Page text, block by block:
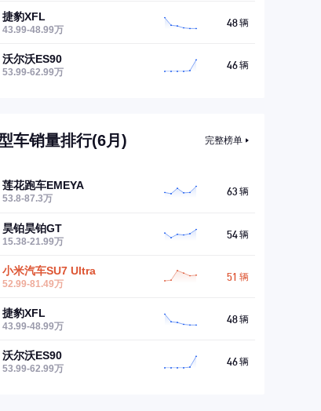
捷豹XFL
43.99-48.99万
48辆
沃尔沃ES90
53.99-62.99万
46辆
车销量排行(6月) 完整榜单
莲花跑车EMEYA
53.8-87.3万
63 辆
昊铂昊铂GT
15.38-21.99万
54辆
小米汽车SU7 Ultra
52.99-81.49万
51 辆
捷豹XFL
43.99-48.99万
48辆
沃尔沃ES90
53.99-62.99万
46辆